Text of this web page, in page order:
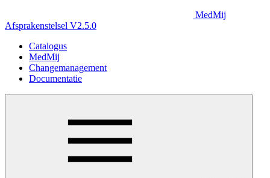
MedMij
Afsprakenstelsel V2.5.0
Catalogus
MedMij
Changemanagement
Documentatie